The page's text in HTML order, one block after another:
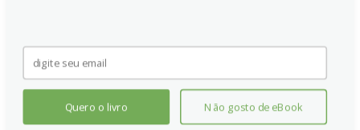
dos EUA perto da Ilha Jask –
Agência Fars
A Agência Fars, do Irã, informou que dois mísseis
Quero o livro Não gosto de eBook